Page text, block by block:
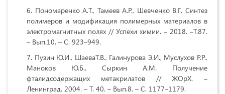
Пономаренко А.Т., Тамеев А.Р., Шевченко В.Г. Синтез
полимеров и модификация полимерных материалов в
электромагнитных полях // Успехи химии. – 2018. –Т.87.
– Вып.10. – С. 923–949.
Пузин Ю.И., ШаеваТ.В., Галинурова Э.И., Муслухов Р.Р.,
Маноков Ю.Б., Сыркин А.М. Получение
фталидсодержащих метакрилатов // ЖОрХ. –
Ленинград, 2004. – Т. 40. – Вып.8. – C. 1177–1179.